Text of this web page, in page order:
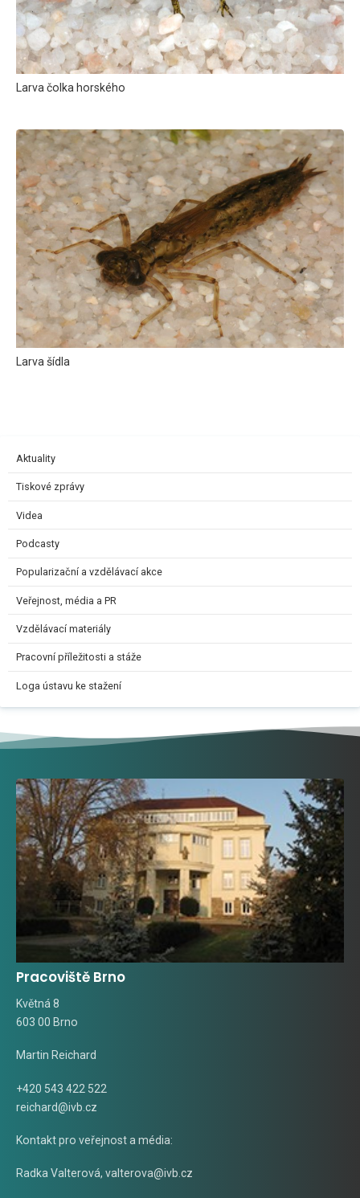
Larva čolka horského
Larva šídla
Aktuality
Tiskové zprávy
Videa
Podcasty
Popularizační a vzdělávací akce
Veřejnost, média a PR
Vzdělávací materiály
Pracovní příležitosti a stáže
Loga ústavu ke stažení
Pracoviště Brno
Květná 8
603 00 Brno
Martin Reichard
+420 543 422 522
reichard@ivb.cz
Kontakt pro veřejnost a média:
Radka Valterová, valterova@ivb.cz